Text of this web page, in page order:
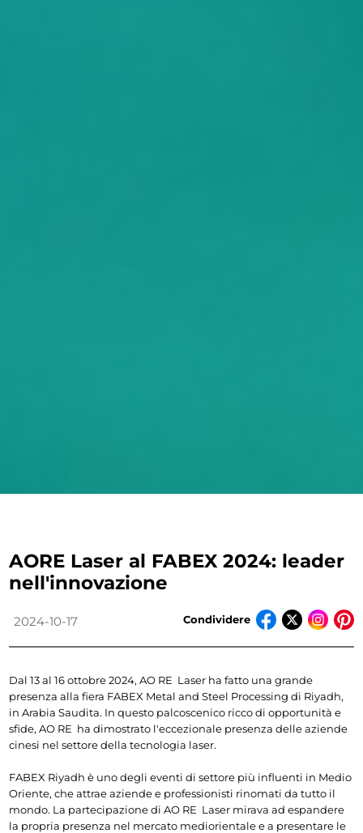
AORE Laser al FABEX 2024: leader
nell'innovazione
2024-10-17 Condividere
Dal 13 al 16 ottobre 2024, AO RE Laser ha fatto una grande
presenza alla fiera FABEX Metal and Steel Processing di Riyadh,
in Arabia Saudita. In questo palcoscenico ricco di opportunità e
sfide, AO RE ha dimostrato l'eccezionale presenza delle aziende
cinesi nel settore della tecnologia laser.
FABEX Riyadh è uno degli eventi di settore più influenti in Medio
Oriente, che attrae aziende e professionisti rinomati da tutto il
mondo. La partecipazione di AO RE Laser mirava ad espandere
la propria presenza nel mercato mediorientale e a presentare le